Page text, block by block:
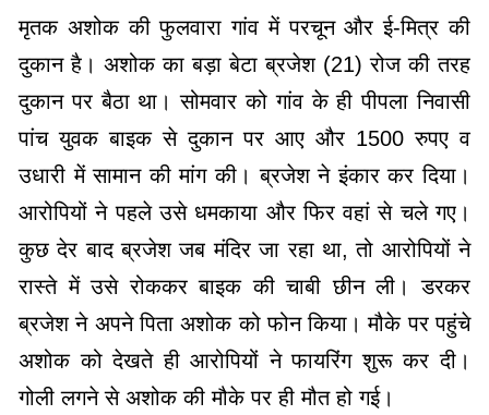
मृतक अशोक की फुलवारा गांव में परचून और ई-मित्र की
दुकान है। अशोक का बड़ा बेटा ब्रजेश (21) रोज की तरह
दुकान पर बैठा था। सोमवार को गांव के ही पीपला निवासी
पांच युवक बाइक से दुकान पर आए और 1500 रुपए व
उधारी में सामान की मांग की। ब्रजेश ने इंकार कर दिया।
आरोपियों ने पहले उसे धमकाया और फिर वहां से चले गए।
कुछ देर बाद ब्रजेश जब मंदिर जा रहा था, तो आरोपियों ने
रास्ते में उसे रोककर बाइक की चाबी छीन ली। डरकर
ब्रजेश ने अपने पिता अशोक को फोन किया। मौके पर पहुंचे
अशोक को देखते ही आरोपियों ने फायरिंग शुरू कर दी।
गोली लगने से अशोक की मौके पर ही मौत हो गई।